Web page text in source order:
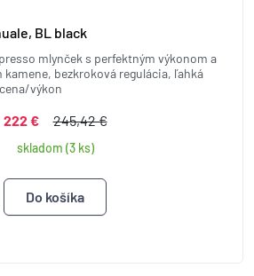
BL black
mlynček s perfektným výkonom a
bezkroková regulácia, ľahká
výkon
222 € 245,42 €
skladom (3 ks)